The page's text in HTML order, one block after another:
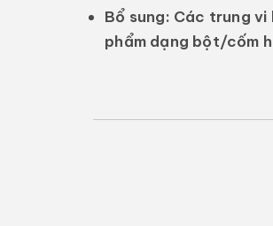
Bổ sung: Các trung
phẩm dạng bột/cốm